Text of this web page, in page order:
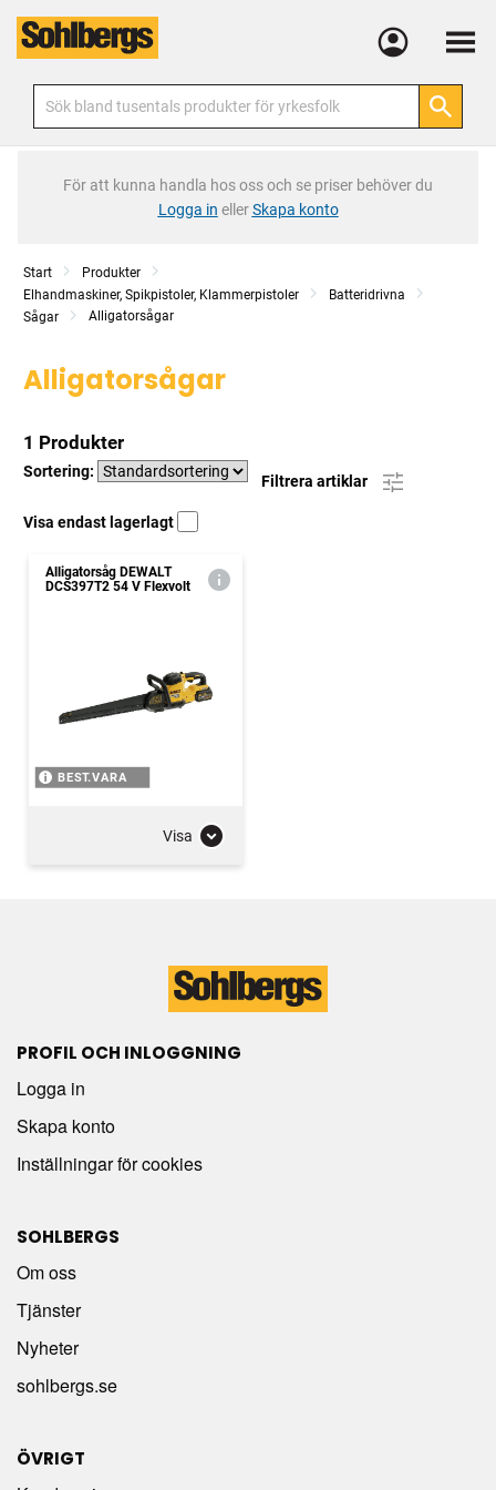
Meny
För att kunna handla hos oss och se priser behöver du
Logga in ellerSkapa konto
Start
Produkter
Elhandmaskiner, Spikpistoler, Klammerpistoler
Batteridrivna
Sågar
Alligatorsågar
Alligatorsågar
1 Produkter
Sortering:
Filtrera artiklar
Visa endast lagerlagt
Alligatorsåg DEWALT
DCS397T2 54 V Flexvolt
BEST.VARA
Visa
PROFIL OCH INLOGGNING
Logga in
Skapa konto
Inställningar för cookies
SOHLBERGS
Om oss
Tjänster
Nyheter
sohlbergs.se
ÖVRIGT